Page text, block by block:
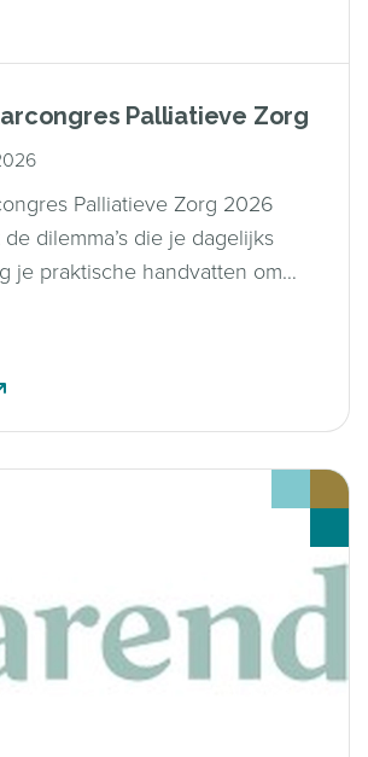
Palliatieve Zorg
Palliatieve Zorg 2026
dilemma’s die je dagelijks
je praktische handvatten om